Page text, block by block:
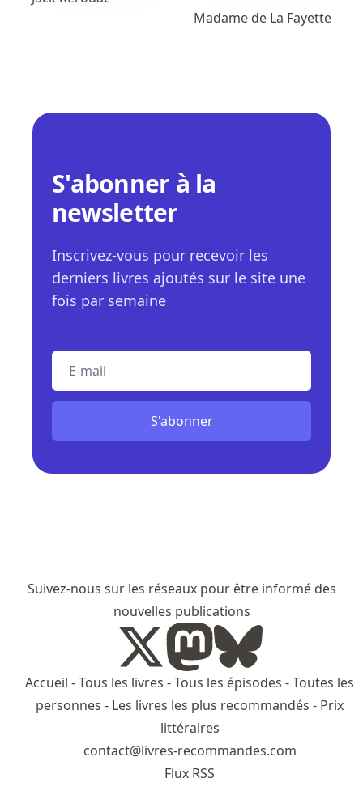
Madame de La Fayette
S'abonner à la
newsletter
Inscrivez-vous pour recevoir les
derniers livres ajoutés sur le site une
fois par semaine
E-mail
S'abonner
Suivez-nous sur les réseaux pour être informé des
nouvelles publications
Accueil -Tous les livres -Tous les épisodes -Toutes les
personnes - Les livres les plus recommandés - Prix
littéraires
contact@livres-recommandes.com
Flux RSS